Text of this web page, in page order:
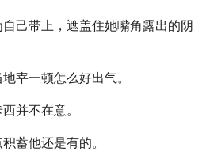
己带上，遮盖住她嘴角露出的阴
宰一顿怎么好出气。
并不在意。
蓄他还是有的。